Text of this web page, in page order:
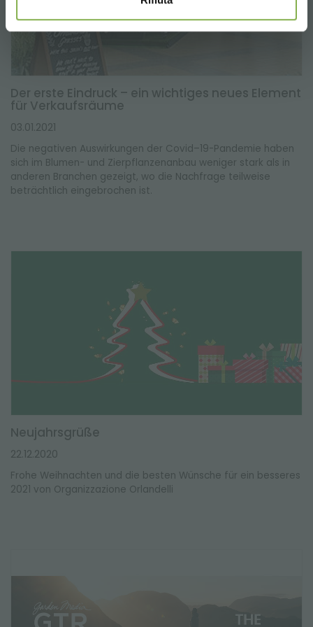
Der erste Eindruck – ein wichtiges neues Element
für Verkaufsräume
03.01.2021
Die negativen Auswirkungen der Covid–19-Pandemie haben
sich im Blumen- und Zierpflanzenanbau weniger stark als in
anderen Branchen gezeigt, wo die Nachfrage teilweise
beträchtlich eingebrochen ist.
Neujahrsgrüße
22.12.2020
Frohe Weihnachten und die besten Wünsche für ein besseres
2021 von Organizzazione Orlandelli